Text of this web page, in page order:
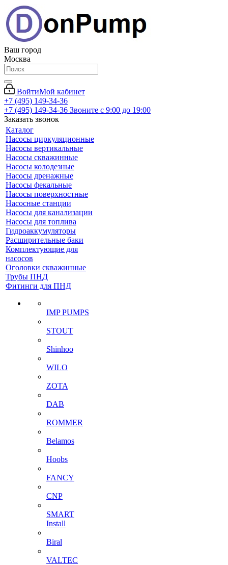
Ваш город
Москва
ВойтиМой кабинет
+7 (495) 149-34-36
+7 (495) 149-34-36 Звоните с 9:00 до 19:00
Заказать звонок
Каталог
Насосы циркуляционные
Насосы вертикальные
Насосы скважинные
Насосы колодезные
Насосы дренажные
Насосы фекальные
Насосы поверхностные
Насосные станции
Насосы для канализации
Насосы для топлива
Гидроаккумуляторы
Расширительные баки
Комплектующие для
насосов
Оголовки скважинные
Трубы ПНД
Фитинги для ПНД
IMP PUMPS
STOUT
Shinhoo
WILO
ZOTA
DAB
ROMMER
Belamos
Hoobs
FANCY
CNP
SMART
Install
Biral
VALTEC